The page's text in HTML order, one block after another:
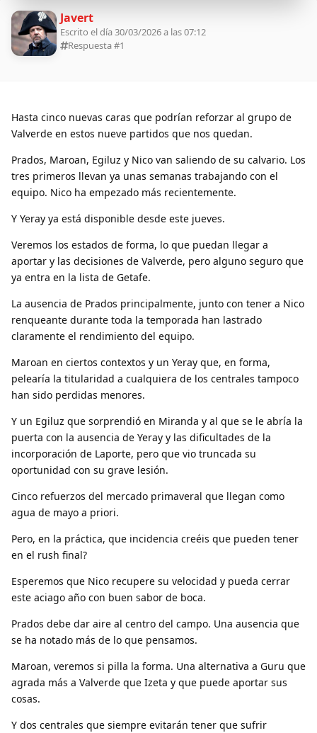
Javert
Escrito el día 30/03/2026 a las 07:12
Respuesta #1
Hasta cinco nuevas caras que podrían reforzar al grupo de
Valverde en estos nueve partidos que nos quedan.
Prados, Maroan, Egiluz y Nico van saliendo de su calvario. Los
tres primeros llevan ya unas semanas trabajando con el
equipo. Nico ha empezado más recientemente.
Y Yeray ya está disponible desde este jueves.
Veremos los estados de forma, lo que puedan llegar a
aportar y las decisiones de Valverde, pero alguno seguro que
ya entra en la lista de Getafe.
La ausencia de Prados principalmente, junto con tener a Nico
renqueante durante toda la temporada han lastrado
claramente el rendimiento del equipo.
Maroan en ciertos contextos y un Yeray que, en forma,
pelearía la titularidad a cualquiera de los centrales tampoco
han sido perdidas menores.
Y un Egiluz que sorprendió en Miranda y al que se le abría la
puerta con la ausencia de Yeray y las dificultades de la
incorporación de Laporte, pero que vio truncada su
oportunidad con su grave lesión.
Cinco refuerzos del mercado primaveral que llegan como
agua de mayo a priori.
Pero, en la práctica, que incidencia creéis que pueden tener
en el rush final?
Esperemos que Nico recupere su velocidad y pueda cerrar
este aciago año con buen sabor de boca.
Prados debe dar aire al centro del campo. Una ausencia que
se ha notado más de lo que pensamos.
Maroan, veremos si pilla la forma. Una alternativa a Guru que
agrada más a Valverde que Izeta y que puede aportar sus
cosas.
Y dos centrales que siempre evitarán tener que sufrir